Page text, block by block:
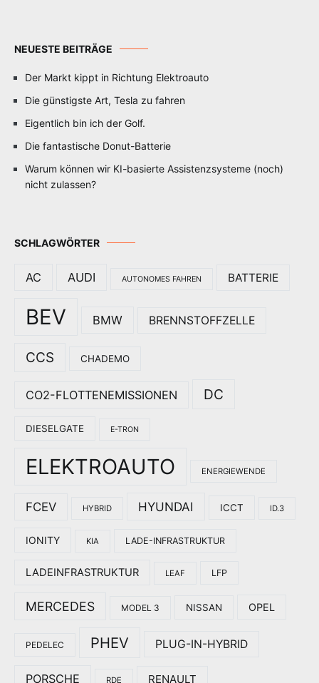
NEUESTE BEITRÄGE
Der Markt kippt in Richtung Elektroauto
Die günstigste Art, Tesla zu fahren
Eigentlich bin ich der Golf.
Die fantastische Donut-Batterie
Warum können wir KI-basierte Assistenzsysteme (noch)
nicht zulassen?
SCHLAGWÖRTER
AC AUDI AUTONOMES FAHREN BATTERIE
BEV BMW BRENNSTOFFZELLE
CCS CHADEMO
CO2-FLOTTENEMISSIONEN DC
DIESELGATE E-TRON
ELEKTROAUTO ENERGIEWENDE
FCEV HYBRID HYUNDAI ICCT ID.3
IONITY KIA LADE-INFRASTRUKTUR
LADEINFRASTRUKTUR LEAF LFP
MERCEDES MODEL 3 NISSAN OPEL
PEDELEC PHEV PLUG-IN-HYBRID
PORSCHE RDE RENAULT